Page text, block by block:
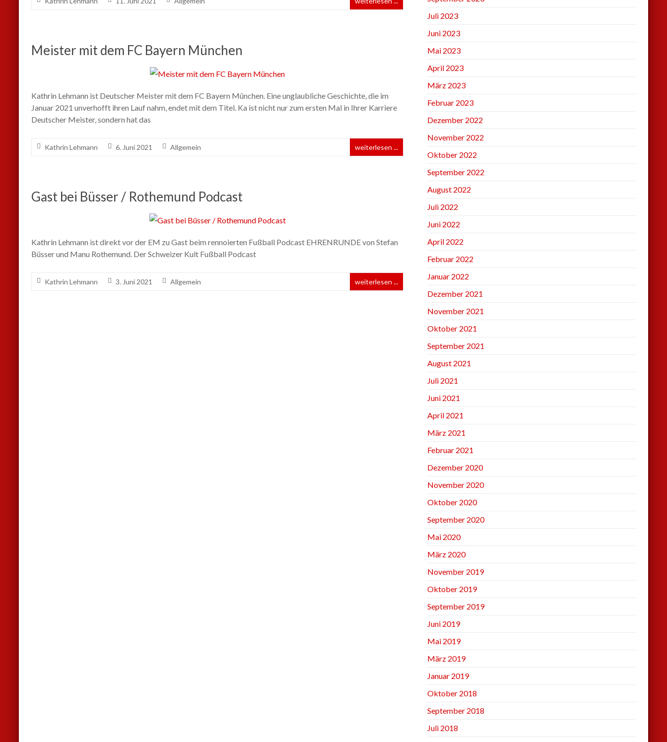
Meister mit dem FC Bayern München
Kathrin Lehmann ist Deutscher Meister mit dem FC Bayern München. Eine unglaubliche Geschichte, die im
Januar 2021 unverhofft ihren Lauf nahm, endet mit dem Titel. Ka ist nicht nur zum ersten Mal in Ihrer Karriere
Deutscher Meister, sondern hat das
Kathrin Lehmann 6. Juni 2021 Allgemein weiterlesen ...
Gast bei Büsser / Rothemund Podcast
Kathrin Lehmann ist direkt vor der EM zu Gast beim rennoierten Fußball Podcast EHRENRUNDE von Stefan
Büsser und Manu Rothemund. Der Schweizer Kult Fußball Podcast
Kathrin Lehmann 3. Juni 2021 Allgemein weiterlesen ...
Juli 2023
Juni 2023
Mai 2023
April 2023
März 2023
Februar 2023
Dezember 2022
November 2022
Oktober 2022
September 2022
August 2022
Juli 2022
Juni 2022
April 2022
Februar 2022
Januar 2022
Dezember 2021
November 2021
Oktober 2021
September 2021
August 2021
Juli 2021
Juni 2021
April 2021
März 2021
Februar 2021
Dezember 2020
November 2020
Oktober 2020
September 2020
Mai 2020
März 2020
November 2019
Oktober 2019
September 2019
Juni 2019
Mai 2019
März 2019
Januar 2019
Oktober 2018
September 2018
Juli 2018